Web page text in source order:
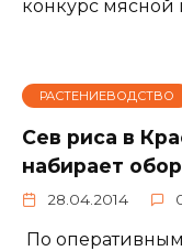
конкурс
РАСТЕНИЕВОДСТВО
Сев риса в
набирает
28.04.2014
По